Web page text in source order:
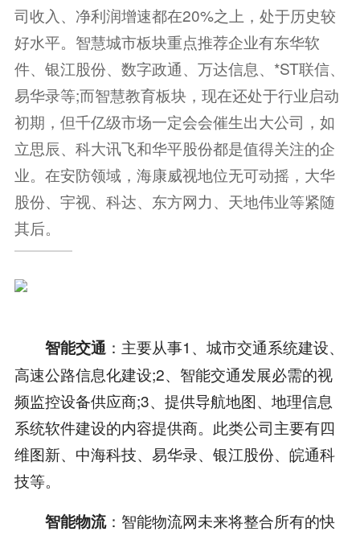
司收入、净利润增速都在20%之上，处于历史较
好水平。智慧城市板块重点推荐企业有东华软
件、银江股份、数字政通、万达信息、*ST联信、
易华录等;而智慧教育板块，现在还处于行业启动
初期，但千亿级市场一定会会催生出大公司，如
立思辰、科大讯飞和华平股份都是值得关注的企
业。在安防领域，海康威视地位无可动摇，大华
股份、宇视、科达、东方网力、天地伟业等紧随
其后。
智能交通 ：主要从事1、城市交通系统建设、
高速公路信息化建设;2、智能交通发展必需的视
频监控设备供应商;3、提供导航地图、地理信息
系统软件建设的内容提供商。此类公司主要有四
维图新、中海科技、易华录、银江股份、皖通科
技等。
智能物流：智能物流网未来将整合所有的快